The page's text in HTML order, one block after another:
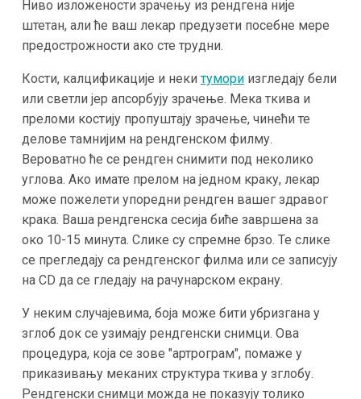
Ниво изложености зрачењу из рендгена није
штетан, али ће ваш лекар предузети посебне мере
предострожности ако сте трудни.
Кости, калцификације и некитумориизгледају бели
или светли јер апсорбују зрачење. Мека ткива и
преломи костију пропуштају зрачење, чинећи те
делове тамнијим на рендгенском филму.
Вероватно ће се рендген снимити под неколико
углова. Ако имате прелом на једном краку, лекар
може пожелети упоредни рендген вашег здравог
крака. Ваша рендгенска сесија биће завршена за
око 10-15 минута. Слике су спремне брзо. Те слике
се прегледају са рендгенског филма или се записују
на CD да се гледају на рачунарском екрану.
У неким случајевима, боја може бити убризгана у
зглоб док се узимају рендгенски снимци. Ова
процедура, која се зове "артрограм", помаже у
приказивању меканих структура ткива у зглобу.
Рендгенски снимци можда не показују толико